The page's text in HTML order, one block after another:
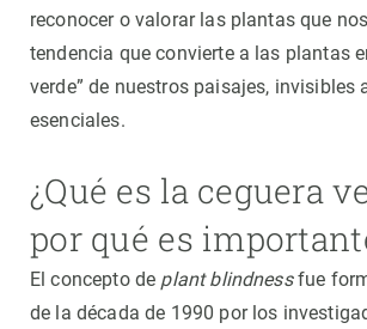
reconocer o valorar las plantas que
tendencia que convierte a las plantas
verde” de nuestros paisajes, invisibles
esenciales.
¿Qué es la ceguera
por qué es
El concepto de plant blindnessfue
de la década de 1990 por los